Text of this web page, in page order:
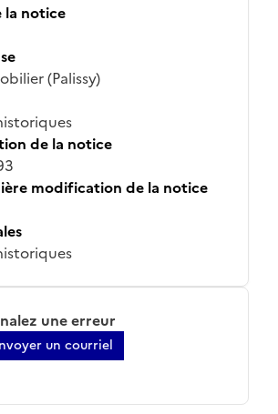
la notice
(Palissy)
de la notice
modification de la notice
une erreur
un courriel